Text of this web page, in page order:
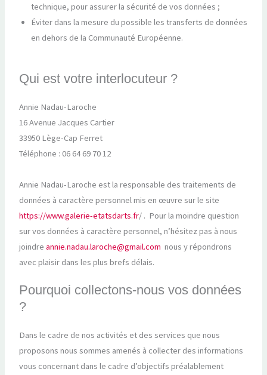
technique, pour assurer la sécurité de vos données ;
Éviter dans la mesure du possible les transferts de données
en dehors de la Communauté Européenne.
Qui est votre interlocuteur ?
Annie Nadau-Laroche
16 Avenue Jacques Cartier
33950 Lège-Cap Ferret
Téléphone : 06 64 69 70 12
Annie Nadau-Laroche est la responsable des traitements de
données à caractère personnel mis en œuvre sur le site
https://www.galerie-etatsdarts.fr/ . Pour la moindre question
sur vos données à caractère personnel, n’hésitez pas à nous
joindreannie.nadau.laroche@gmail.com nous y répondrons
avec plaisir dans les plus brefs délais.
Pourquoi collectons-nous vos données
?
Dans le cadre de nos activités et des services que nous
proposons nous sommes amenés à collecter des informations
vous concernant dans le cadre d’objectifs préalablement